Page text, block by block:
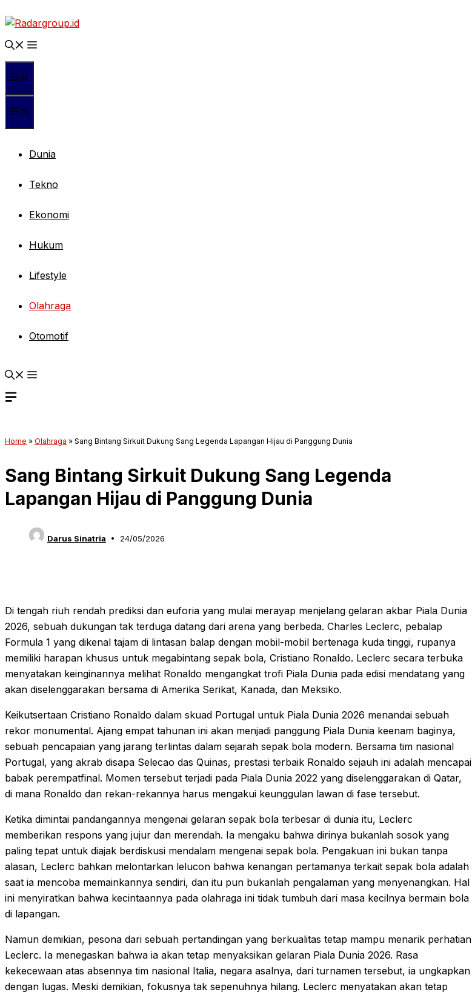
ke
isi
Dunia
Tekno
Ekonomi
Hukum
Lifestyle
Olahraga
Otomotif
Home » Olahraga » Sang Bintang Sirkuit Dukung Sang Legenda Lapangan Hijau di Panggung Dunia
Sang Bintang Sirkuit Dukung Sang Legenda
Lapangan Hijau di Panggung Dunia
Darus Sinatria 24/05/2026
Di tengah riuh rendah prediksi dan euforia yang mulai merayap menjelang gelaran akbar Piala Dunia
2026, sebuah dukungan tak terduga datang dari arena yang berbeda. Charles Leclerc, pebalap
Formula 1 yang dikenal tajam di lintasan balap dengan mobil-mobil bertenaga kuda tinggi, rupanya
memiliki harapan khusus untuk megabintang sepak bola, Cristiano Ronaldo. Leclerc secara terbuka
menyatakan keinginannya melihat Ronaldo mengangkat trofi Piala Dunia pada edisi mendatang yang
akan diselenggarakan bersama di Amerika Serikat, Kanada, dan Meksiko.
Keikutsertaan Cristiano Ronaldo dalam skuad Portugal untuk Piala Dunia 2026 menandai sebuah
rekor monumental. Ajang empat tahunan ini akan menjadi panggung Piala Dunia keenam baginya,
sebuah pencapaian yang jarang terlintas dalam sejarah sepak bola modern. Bersama tim nasional
Portugal, yang akrab disapa Selecao das Quinas, prestasi terbaik Ronaldo sejauh ini adalah mencapai
babak perempatfinal. Momen tersebut terjadi pada Piala Dunia 2022 yang diselenggarakan di Qatar,
di mana Ronaldo dan rekan-rekannya harus mengakui keunggulan lawan di fase tersebut.
Ketika dimintai pandangannya mengenai gelaran sepak bola terbesar di dunia itu, Leclerc
memberikan respons yang jujur dan merendah. Ia mengaku bahwa dirinya bukanlah sosok yang
paling tepat untuk diajak berdiskusi mendalam mengenai sepak bola. Pengakuan ini bukan tanpa
alasan, Leclerc bahkan melontarkan lelucon bahwa kenangan pertamanya terkait sepak bola adalah
saat ia mencoba memainkannya sendiri, dan itu pun bukanlah pengalaman yang menyenangkan. Hal
ini menyiratkan bahwa kecintaannya pada olahraga ini tidak tumbuh dari masa kecilnya bermain bola
di lapangan.
Namun demikian, pesona dari sebuah pertandingan yang berkualitas tetap mampu menarik perhatian
Leclerc. Ia menegaskan bahwa ia akan tetap menyaksikan gelaran Piala Dunia 2026. Rasa
kekecewaan atas absennya tim nasional Italia, negara asalnya, dari turnamen tersebut, ia ungkapkan
dengan lugas. Meski demikian, fokusnya tak sepenuhnya hilang. Leclerc menyatakan akan tetap